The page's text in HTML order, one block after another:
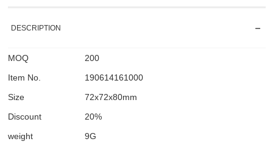
DESCRIPTION
MOQ
200
Item No.
190614161000
Size
72x72x80mm
Discount
20%
weight
9G